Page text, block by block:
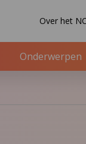
Over het
Onderwerpen